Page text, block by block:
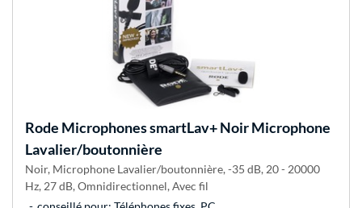
Rode MicrophonessmartLav+ Noir Microphone
Lavalier/boutonnière
Noir, Microphone Lavalier/boutonnière, -35 dB, 20 - 20000
Hz, 27 dB, Omnidirectionnel, Avec fil